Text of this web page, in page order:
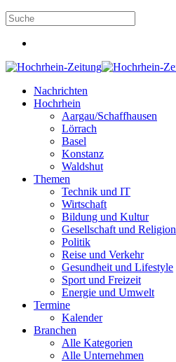
Nachrichten
Hochrhein
Aargau/Schaffhausen
Lörrach
Basel
Konstanz
Waldshut
Themen
Technik und IT
Wirtschaft
Bildung und Kultur
Gesellschaft und Religion
Politik
Reise und Verkehr
Gesundheit und Lifestyle
Sport und Freizeit
Energie und Umwelt
Termine
Kalender
Branchen
Alle Kategorien
Alle Unternehmen